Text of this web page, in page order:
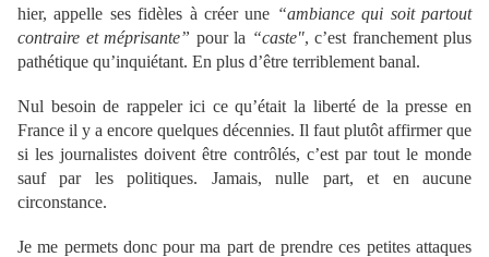
hier, appelle ses fidèles à créer une “ambiance qui soit partout
contraire et méprisante” pour la “caste", c’est franchement plus
pathétique qu’inquiétant. En plus d’être terriblement banal.
Nul besoin de rappeler ici ce qu’était la liberté de la presse en
France il y a encore quelques décennies. Il faut plutôt affirmer que
si les journalistes doivent être contrôlés, c’est par tout le monde
sauf par les politiques. Jamais, nulle part, et en aucune
circonstance.
Je me permets donc pour ma part de prendre ces petites attaques